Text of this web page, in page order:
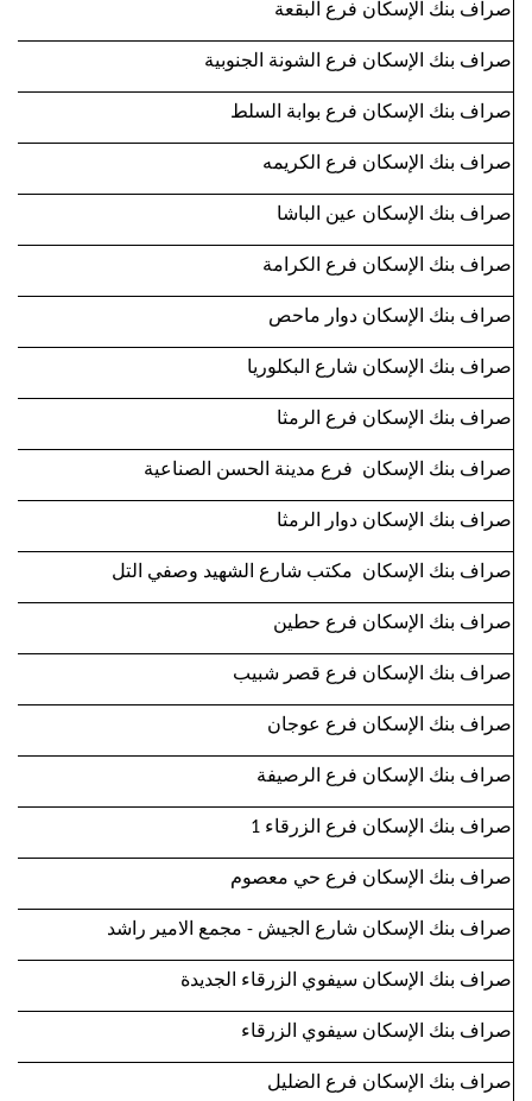
صراف بنك الإسكان فرع البقعة
صراف بنك الإسكان فرع الشونة الجنوبية
صراف بنك الإسكان فرع بوابة السلط
صراف بنك الإسكان فرع الكريمه
صراف بنك الإسكان عين الباشا
صراف بنك الإسكان فرع الكرامة
صراف بنك الإسكان دوار ماحص
صراف بنك الإسكان شارع البكلوريا
صراف بنك الإسكان فرع الرمثا
صراف بنك الإسكان فرع مدينة الحسن الصناعية
صراف بنك الإسكان دوار الرمثا
صراف بنك الإسكان مكتب شارع الشهيد وصفي التل
صراف بنك الإسكان فرع حطين
صراف بنك الإسكان فرع قصر شبيب
صراف بنك الإسكان فرع عوجان
صراف بنك الإسكان فرع الرصيفة
صراف بنك الإسكان فرع الزرقاء 1
صراف بنك الإسكان فرع حي معصوم
صراف بنك الإسكان شارع الجيش - مجمع الامير راشد
صراف بنك الإسكان سيفوي الزرقاء الجديدة
صراف بنك الإسكان سيفوي الزرقاء
صراف بنك الإسكان فرع الضليل